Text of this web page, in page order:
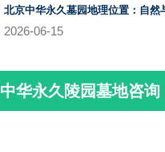
北京中华永久墓园地理位置：自然
2026-06-15
中华永久陵园墓地咨询